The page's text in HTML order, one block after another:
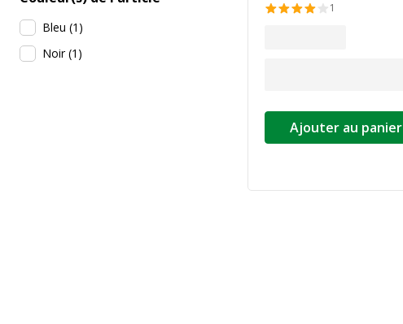
Bleu (1 )
Noir(1 )
1
Ajouter au panier